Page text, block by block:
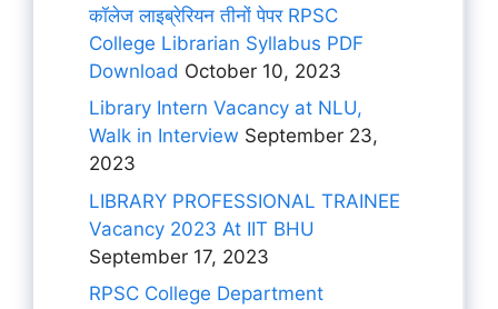
कॉलेज लाइब्रेरियन तीनों पेपर RPSC
College Librarian Syllabus PDF
Download October 10, 2023
Library Intern Vacancy at NLU,
Walk in Interview September 23,
2023
LIBRARY PROFESSIONAL TRAINEE
Vacancy 2023 At IIT BHU
September 17, 2023
RPSC College Department